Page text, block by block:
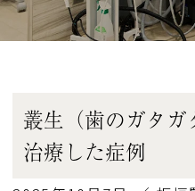
叢生（歯のガタ
治療した症例